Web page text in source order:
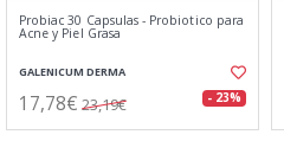
Probiac 30 Capsulas - Probiotico para
Acne y Piel Grasa
GALENICUM DERMA
17,78€ 23,19€ - 23%